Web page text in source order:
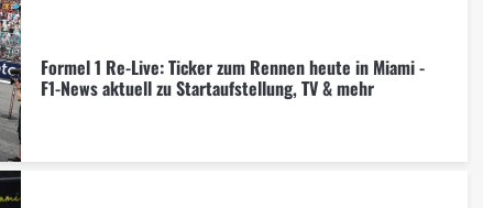
Formel 1 Re-Live: Ticker zum Rennen heute in Miami -
F1-News aktuell zu Startaufstellung, TV & mehr